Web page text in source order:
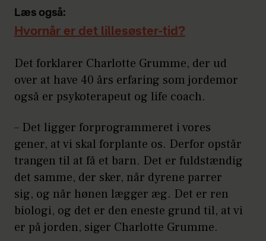
Læs også:
Hvornår er det lillesøster-tid?
Det forklarer Charlotte Grumme, der ud
over at have 40 års erfaring som jordemor
også er psykoterapeut og life coach.
– Det ligger forprogrammeret i vores
gener, at vi skal forplante os. Derfor opstår
trangen til at få et barn. Det er fuldstændig
det samme, der sker, når dyrene parrer
sig, og når hønen lægger æg. Det er ren
biologi, og det er den eneste grund til, at vi
er på jorden, siger Charlotte Grumme.